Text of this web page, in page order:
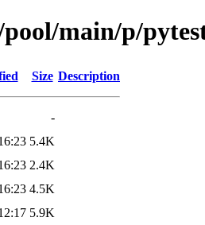
main/p/
Size Description
-
5.4K
2.4K
4.5K
5.9K